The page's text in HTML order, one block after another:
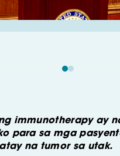
immunotherapy ay
para sa mga
na tumor sa utak.